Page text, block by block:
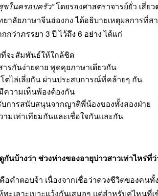
ในครอบครัว”โดยรองศาสตราจารย์ยั่ว เสี่ย
าลัยภาษาจีนฮ่องกง ได้อธิบายเหตุผลการที่ส
กว่าภรรยา 3 ปี ไว้ถึง 6 อย่าง ได้แก่
จะสัมพันธ์ให้ใกล้ชิด
รกันง่ายดาย พูดคุยภาษาเดียวกัน
ตไล่เลี่ยกัน ผ่านประสบการณ์ที่คล้ายๆ กัน
วามเห็นพ้องต้องกัน
การสนับสนุนจากญาติพี่น้องของทั้งสองฝ่าย
มเท่าเทียมกันและเชื่อใจกันและกัน
นบ้างว่า ช่วงห่างของอายุบ่าวสาวเท่าไหร่ที่ว่
คำตอบจ้า เนื่องจากเชื่อว่าดวงชีวิตของคนทั้
ทะเลาะเบาะแว้งกันเสมอๆ แต่สำหรับคู่ไหนที่